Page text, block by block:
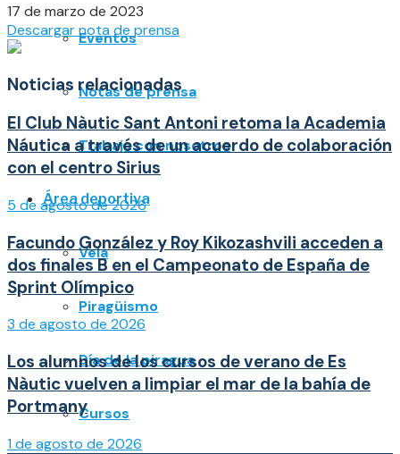
Eventos
Notas de prensa
Trabaja con nosotros
Área deportiva
Vela
Piragüismo
Día de la piragua
Cursos
17 de marzo de 2023
Descargar nota de prensa
Noticias relacionadas
El Club Nàutic Sant Antoni retoma la Academia
Náutica a través de un acuerdo de colaboración
con el centro Sirius
5 de agosto de 2026
Facundo González y Roy Kikozashvili acceden a
dos finales B en el Campeonato de España de
Sprint Olímpico
3 de agosto de 2026
Los alumnos de los cursos de verano de Es
Nàutic vuelven a limpiar el mar de la bahía de
Portmany
1 de agosto de 2026